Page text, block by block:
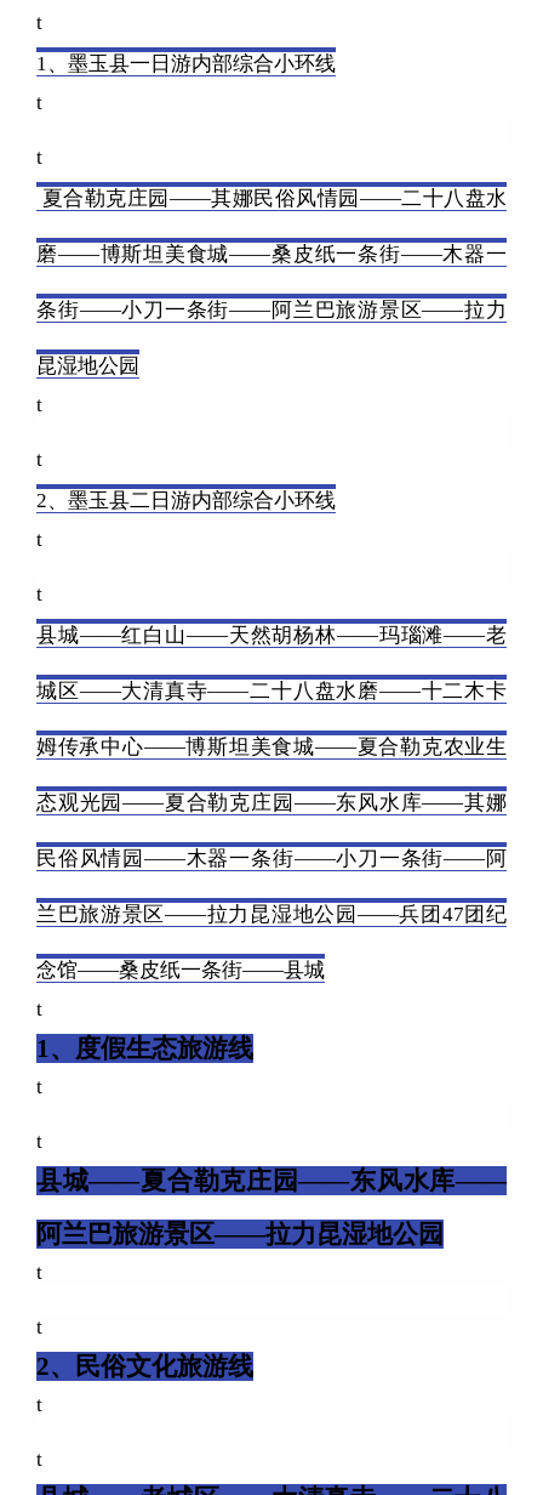
t
1、墨玉县一日游内部综合小环线
t
t
夏合勒克庄园——其娜民俗风情园——二十八盘水
磨——博斯坦美食城——桑皮纸一条街——木器一
条街——小刀一条街——阿兰巴旅游景区——拉力
昆湿地公园
t
t
2、墨玉县二日游内部综合小环线
t
t
县城——红白山——天然胡杨林——玛瑙滩——老
城区——大清真寺——二十八盘水磨——十二木卡
姆传承中心——博斯坦美食城——夏合勒克农业生
态观光园——夏合勒克庄园——东风水库——其娜
民俗风情园——木器一条街——小刀一条街——阿
兰巴旅游景区——拉力昆湿地公园——兵团47团纪
念馆——桑皮纸一条街——县城
t
1、度假生态旅游线
t
t
县城——夏合勒克庄园——东风水库——
阿兰巴旅游景区——拉力昆湿地公园
t
t
2、民俗文化旅游线
t
t